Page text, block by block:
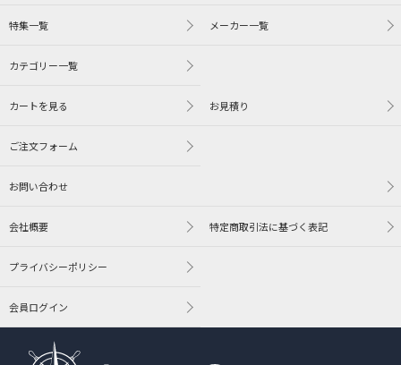
特集一覧 メーカー一覧
カテゴリー一覧
カートを見る お見積り
ご注文フォーム
お問い合わせ
会社概要 特定商取引法に基づく表記
プライバシーポリシー
会員ログイン